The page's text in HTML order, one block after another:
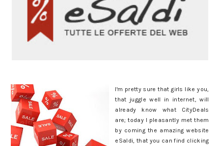
I'm pretty sure that girls like you,
that juggle well in internet, will
already know what CityDeals
are; today I pleasantly met them
by coming the amazing website
eSaldi, that you can find clicking